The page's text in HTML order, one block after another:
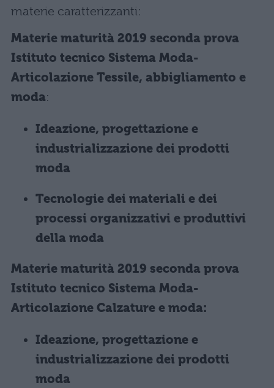
materie caratterizzanti:
Materie maturità 2019 seconda prova
Istituto tecnico Sistema Moda-
Articolazione Tessile, abbigliamento e
moda:
Ideazione, progettazione e
industrializzazione dei prodotti
moda
Tecnologie dei materiali e dei
processi organizzativi e produttivi
della moda
Materie maturità 2019 seconda prova
Istituto tecnico Sistema Moda-
Articolazione Calzature e moda:
Ideazione, progettazione e
industrializzazione dei prodotti
moda